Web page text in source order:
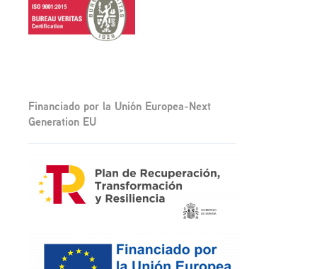
Financiado por la Unión Europea-Next
Generation EU